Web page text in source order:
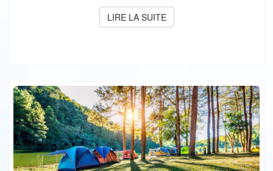
LIRE LA SUITELIRE LA SUITE